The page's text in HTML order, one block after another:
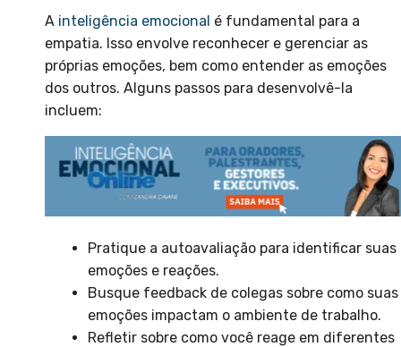
A inteligência emocional é fundamental para a
empatia. Isso envolve reconhecer e gerenciar as
próprias emoções, bem como entender as emoções
dos outros. Alguns passos para desenvolvê-la
incluem:
Pratique a autoavaliação para identificar suas
emoções e reações.
Busque feedback de colegas sobre como suas
emoções impactam o ambiente de trabalho.
Refletir sobre como você reage em diferentes